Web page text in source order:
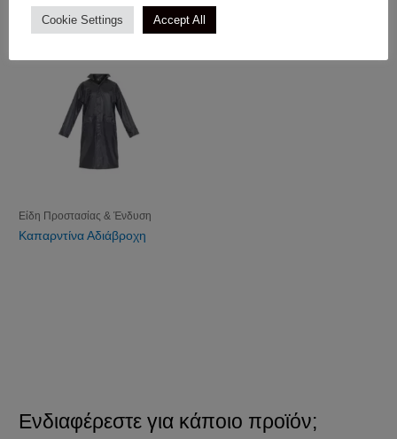
Είδη Προστασίας & Ένδυση
Καπαρντίνα Αδιάβροχη
Ενδιαφέρεστε για κάποιο προϊόν;
Cookie Settings Accept All